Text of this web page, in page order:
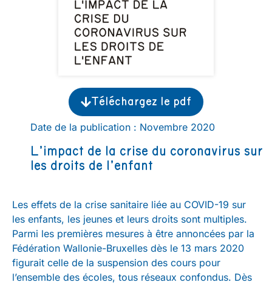
Téléchargez le pdf
Date de la publication : Novembre 2020
L’impact de la crise du coronavirus sur
les droits de l’enfant
Les effets de la crise sanitaire liée au COVID-19 sur
les enfants, les jeunes et leurs droits sont multiples.
Parmi les premières mesures à être annoncées par la
Fédération Wallonie-Bruxelles dès le 13 mars 2020
figurait celle de la suspension des cours pour
l’ensemble des écoles, tous réseaux confondus. Dès